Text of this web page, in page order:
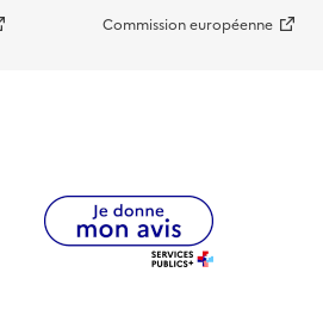
Commission européenne